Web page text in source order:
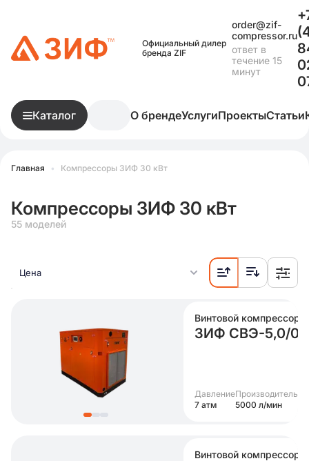
Официальный дилер
бренда ZIF
order@zif-
compressor.ru
ответ в
течение 15
минут
Каталог О брендеУслугиПроектыСтатьи
Главная • Компрессоры ЗИФ 30 кВт
Компрессоры ЗИФ 30 кВт
55 моделей
Цена
Винтовой компрессор
ЗИФ СВЭ-5,0/
Давление
7 атм
5000 л/мин
Винтовой компрессор